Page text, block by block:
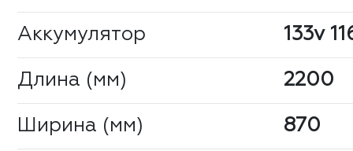
Аккумулятор 133v
Длина (мм) 2200
Ширина (мм) 870